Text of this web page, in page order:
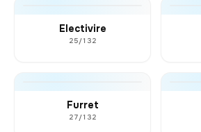
Electivire
25/132
Furret
27/132